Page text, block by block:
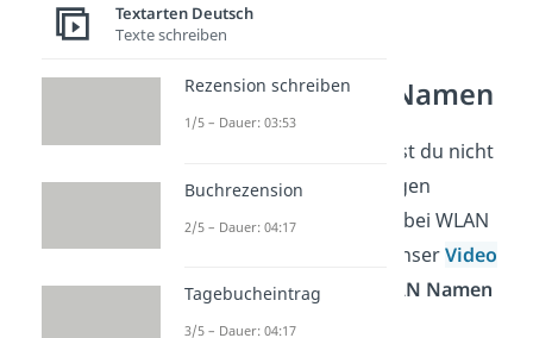
Lustige WLAN Namen
Solche Wortwitze kannst du nicht
nur bei Verabschiedungen
machen, sondern auch bei WLAN
Namen. Sieh dir dazu unserVideo
mit denlustigsten WLAN Namen
an!
Textarten Deutsch
Texte schreiben
Rezension schreiben
1/5 – Dauer: 03:53
Buchrezension
2/5 – Dauer: 04:17
Tagebucheintrag
3/5 – Dauer: 04:17